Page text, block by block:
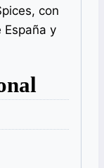
con
y